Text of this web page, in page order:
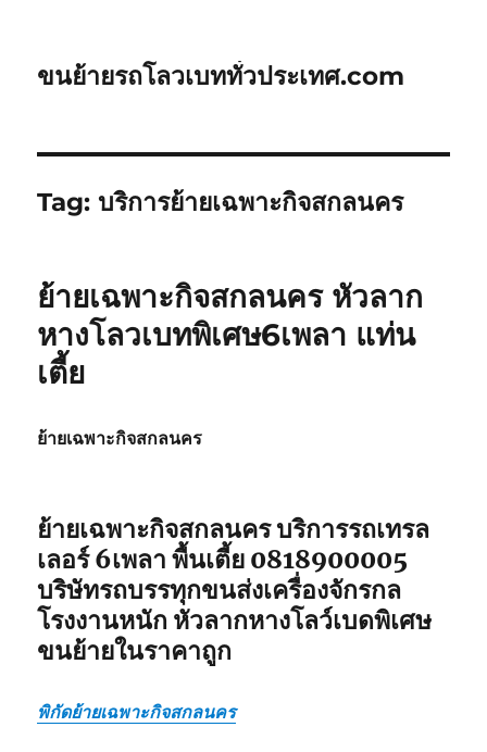
ขนย้ายรถโลวเบททั่วประเทศ.com
Tag:บริการย้ายเฉพาะกิจสกลนคร
ย้ายเฉพาะกิจสกลนคร หัวลาก
หางโลวเบทพิเศษ6เพลา แท่น
เตี้ย
ย้ายเฉพาะกิจสกลนคร
ย้ายเฉพาะกิจสกลนครบริการรถเทรล
เลอร์ 6เพลา พื้นเตี้ย 0818900005
บริษัทรถบรรทุกขนส่งเครื่องจักรกล
โรงงานหนัก หัวลากหางโลว์เบดพิเศษ
ขนย้ายในราคาถูก
พิกัดย้ายเฉพาะกิจสกลนคร